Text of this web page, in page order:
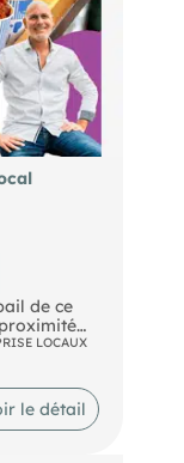
de ce
d'un accès
offre une
LOCAUX
le détail